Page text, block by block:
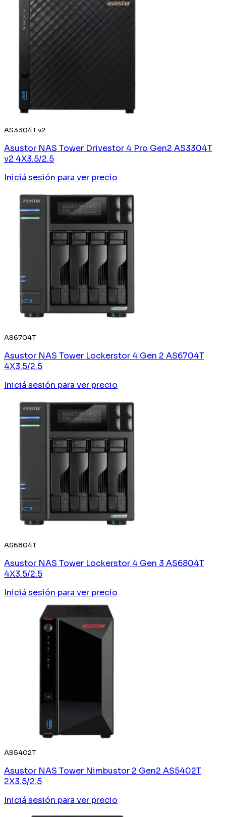
AS3304T v2
Asustor NAS Tower Drivestor 4 Pro Gen2 AS3304T
v2 4X3.5/2.5
Iniciá sesión para ver precio
AS6704T
Asustor NAS Tower Lockerstor 4 Gen 2 AS6704T
4X3.5/2.5
Iniciá sesión para ver precio
AS6804T
Asustor NAS Tower Lockerstor 4 Gen 3 AS6804T
4X3.5/2.5
Iniciá sesión para ver precio
AS5402T
Asustor NAS Tower Nimbustor 2 Gen2 AS5402T
2X3.5/2.5
Iniciá sesión para ver precio